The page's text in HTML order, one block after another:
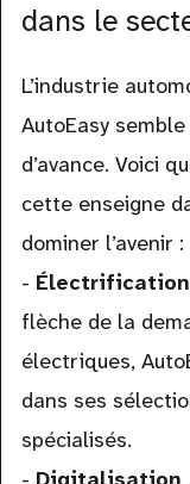
dans le
L’industrie
AutoEasy
d’avance. Voici
cette enseigne
dominer l’avenir :
-
flèche de la
électriques,
dans ses
spécialisés.